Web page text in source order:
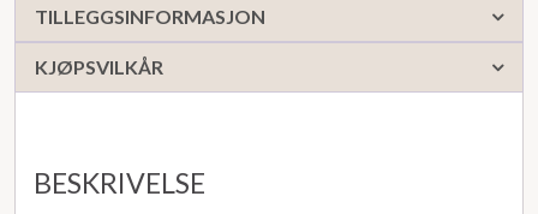
TILLEGGSINFORMASJON
KJØPSVILKÅR
BESKRIVELSE